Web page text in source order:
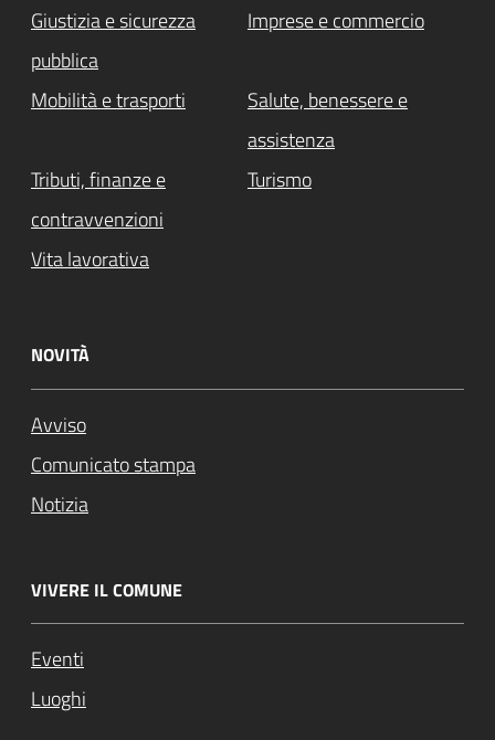
Giustizia e sicurezza
pubblica
Imprese e commercio
Mobilità e trasporti
Salute, benessere e
assistenza
Tributi, finanze e
contravvenzioni
Turismo
Vita lavorativa
NOVITÀ
Avviso
Comunicato stampa
Notizia
VIVERE IL COMUNE
Eventi
Luoghi